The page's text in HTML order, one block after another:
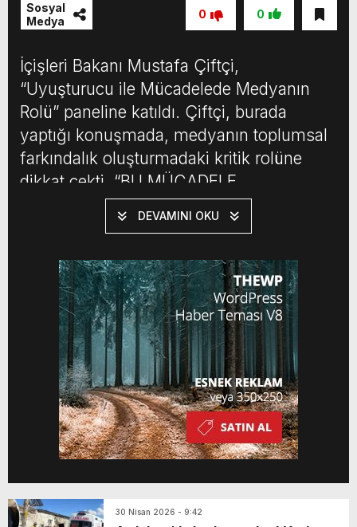
Sosyal
Medya
0
0
İçişleri Bakanı Mustafa Çiftçi,
“Uyuşturucu ile Mücadelede Medyanın
Rolü” paneline katıldı. Çiftçi, burada
yaptığı konuşmada, medyanın toplumsal
farkındalık oluşturmadaki kritik rolüne
dikkat çekti. “BU MÜCADELE
ÇOCUKLARIMIZIN İSTİKBALİNİ KORUMA
MÜCADELESİDİR” Uyuşturucunun
finansmanına kadar birçok suçun
merkezinde yer aldığını belirten Çiftçi, “Bu
mücadele, çocuklarımızın istikbalini, aile
yapımızı ve milletimizin huzurunu koruma
mücadelesidir” dedi. […]
DEVAMINI OKU
30 Nisan 2026 - 9:42